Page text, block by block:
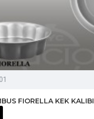
FIORELLA KEK KALIBI